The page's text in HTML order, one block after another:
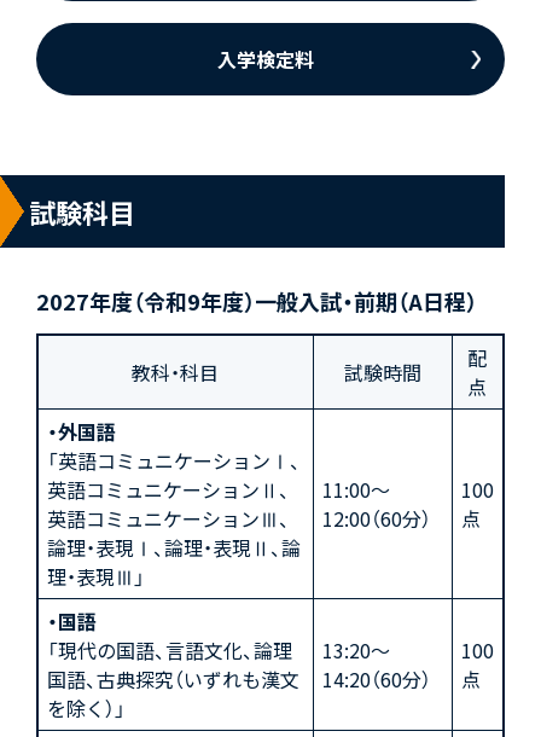
入学検定料
試験科目
2027年度（令和9年度）一般入試・前期（A日程）
教科・科目 試験時間
配
点
・外国語
「英語コミュニケーションⅠ、
英語コミュニケーションⅡ、
英語コミュニケーションⅢ、
論理・表現Ⅰ、論理・表現Ⅱ、論
理・表現Ⅲ」
11:00～
12:00（60分）
100
点
・国語
「現代の国語、言語文化、論理
国語、古典探究（いずれも漢文
を除く）」
13:20～
14:20（60分）
100
点